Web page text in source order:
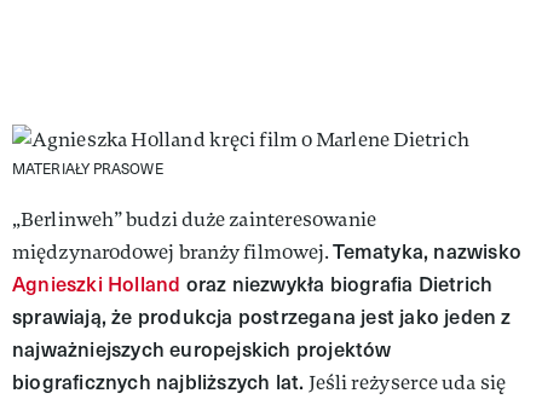
MATERIAŁY PRASOWE
„Berlinweh” budzi duże zainteresowanie
międzynarodowej branży filmowej.Tematyka, nazwisko
Agnieszki Holland oraz niezwykła biografia Dietrich
sprawiają, że produkcja postrzegana jest jako jeden z
najważniejszych europejskich projektów
biograficznych najbliższych lat. Jeśli reżyserce uda się